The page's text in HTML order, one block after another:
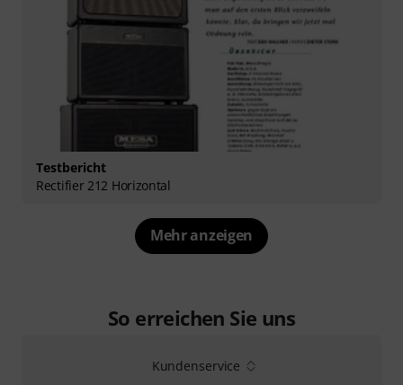
Testbericht
Rectifier 212 Horizontal
Mehr anzeigen
So erreichen Sie uns
Kundenservice